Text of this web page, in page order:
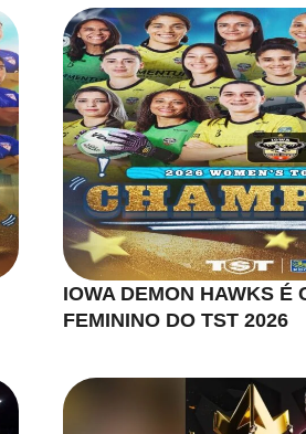
IOWA DEMON HAWKS É
FEMININO DO TST 2026